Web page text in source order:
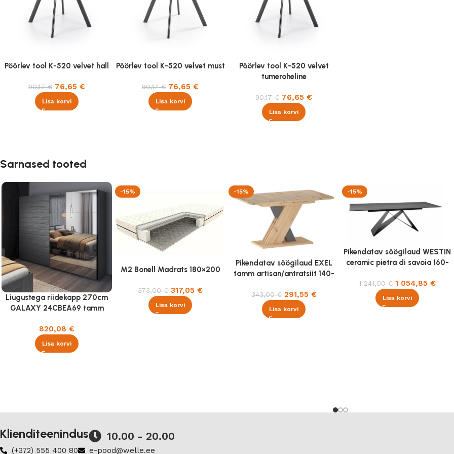
Pöörlev tool K-520 velvet hall
90,17€ 76,65 €
Lisa korvi
Pöörlev tool K-520 velvet must
90,17€ 76,65 €
Lisa korvi
Pöörlev tool K-520 velvet
tumeroheline
90,17€ 76,65 €
Lisa korvi
Sarnased tooted
Liugustega riidekapp 270cm
GALAXY 24CBEA69 tamm
820,08 €
Lisa korvi
-15%
M2 Bonell Madrats 180×200
373,00€ 317,05 €
Lisa korvi
-15%
Pikendatav söögilaud EXEL
tamm artisan/antratsiit 140-
343,00€ 291,55 €
Lisa korvi
-15%
Pikendatav söögilaud WESTIN
ceramic pietra di savoia 160-
1 241,00€ 1 054,85 €
Lisa korvi
Klienditeenindus 10.00 - 20.00
(+372) 555 400 80 e-pood@welle.ee